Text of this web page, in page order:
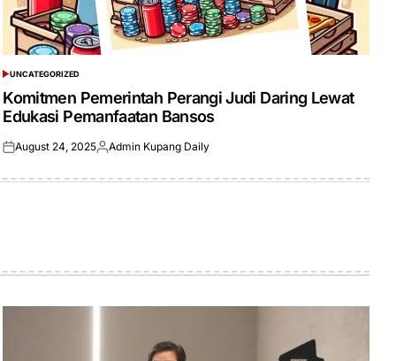
POSTED
IN
UNCATEGORIZED
Komitmen Pemerintah Perangi Judi Daring Lewat
Edukasi Pemanfaatan Bansos
Posted
August 24, 2025Posted
Admin Kupang Daily